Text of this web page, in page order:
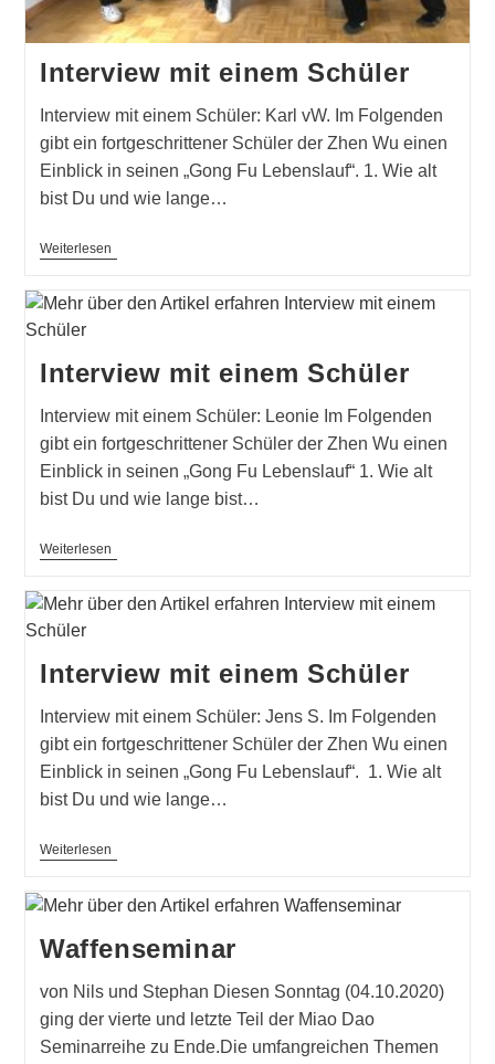
Interview mit einem Schüler
Interview mit einem Schüler: Karl vW. Im Folgenden
gibt ein fortgeschrittener Schüler der Zhen Wu einen
Einblick in seinen „Gong Fu Lebenslauf“. 1. Wie alt
bist Du und wie lange…
WeiterlesenInterview
Schüler
Interview mit einem Schüler
Interview mit einem Schüler: Leonie Im Folgenden
gibt ein fortgeschrittener Schüler der Zhen Wu einen
Einblick in seinen „Gong Fu Lebenslauf“ 1. Wie alt
bist Du und wie lange bist…
WeiterlesenInterview
Schüler
Interview mit einem Schüler
Interview mit einem Schüler: Jens S. Im Folgenden
gibt ein fortgeschrittener Schüler der Zhen Wu einen
Einblick in seinen „Gong Fu Lebenslauf“. 1. Wie alt
bist Du und wie lange…
WeiterlesenInterview
Schüler
Waffenseminar
von Nils und Stephan Diesen Sonntag (04.10.2020)
ging der vierte und letzte Teil der Miao Dao
Seminarreihe zu Ende.Die umfangreichen Themen